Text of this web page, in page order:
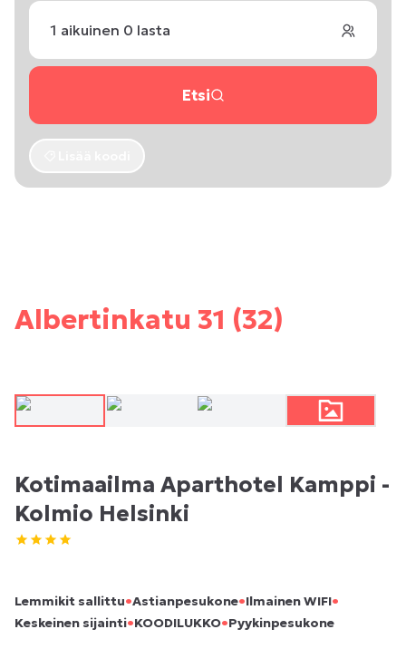
1 aikuinen 0 lasta
Etsi
Albertinkatu 31 (32)
Kotimaailma Aparthotel Kamppi -
Kolmio Helsinki
Lemmikit sallittu•Astianpesukone•Ilmainen WIFI•
Keskeinen sijainti•KOODILUKKO•Pyykinpesukone